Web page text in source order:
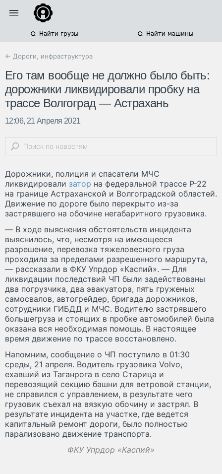
Найти грузы Найти машины
← Дороги, инфраструктура
Его там вообще не должно было быть:
дорожники ликвидировали пробку на
трассе Волгоград — Астрахань
12:06, 21 Апреля 2021
Дорожники, полиция и спасатели МЧС
ликвидировали затор на федеральной трассе Р-22
на границе Астраханской и Волгоградской областей.
Движение по дороге было перекрыто из-за
застрявшего на обочине негабаритного грузовика.
— В ходе выяснения обстоятельств инцидента
выяснилось, что, несмотря на имеющееся
разрешение, перевозка тяжеловесного груза
проходила за пределами разрешенного маршрута,
— рассказали в ФКУ Упрдор «Каспий». — Для
ликвидации последствий ЧП были задействованы
два погрузчика, два эвакуатора, пять груженых
самосвалов, автогрейдер, бригада дорожников,
сотрудники ГИБДД и МЧС. Водителю застрявшего
большегруза и стоящих в пробке автомобилей была
оказана вся необходимая помощь. В настоящее
время движение по трассе восстановлено.
Напомним, сообщение о ЧП поступило в 01:30
среды, 21 апреля. Водитель грузовика Volvo,
ехавший из Таганрога в село Старица и
перевозящий секцию башни для ветровой станции,
не справился с управлением, в результате чего
грузовик съехал на вязкую обочину и застрял. В
результате инцидента на участке, где ведется
капитальный ремонт дороги, было полностью
парализовано движение транспорта.
ФКУ Упрдор «Каспий»